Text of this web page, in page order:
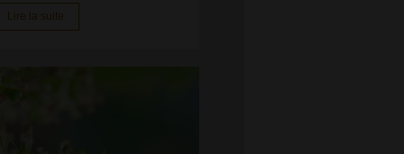
Lire la suite